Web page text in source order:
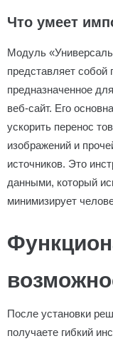
Что умеет
Модуль
представляет
предназначенное
веб-сайт. Его
ускорить перенос
изображений и
источников. Это
данными, который
минимизирует
После установки
получаете гибкий